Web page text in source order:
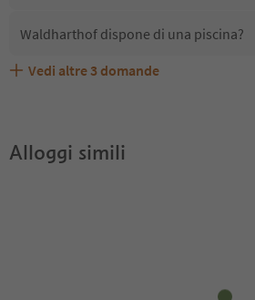
Waldharthof dispone di una piscina?
Waldharthof accetta animali domestici?
Quali servizi/attività sono disponibili
Gli ospiti di Waldharthof ricevono l'Alto
Vedi altre 3 domande
Alloggi simili